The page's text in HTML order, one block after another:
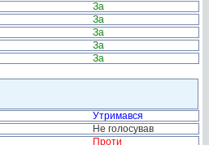
За
За
За
За
За
Утримався
Не голосував
Проти